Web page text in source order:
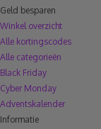
Geld besparen
Winkel overzicht
Alle kortingscodes
Alle categorieën
Black Friday
Cyber Monday
Adventskalender
Informatie